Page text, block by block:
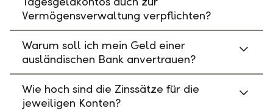
Vermögensverwaltung verpflichten?
Warum soll ich mein Geld einer
ausländischen Bank anvertrauen?
Wie hoch sind die Zinssätze für die
jeweiligen Konten?